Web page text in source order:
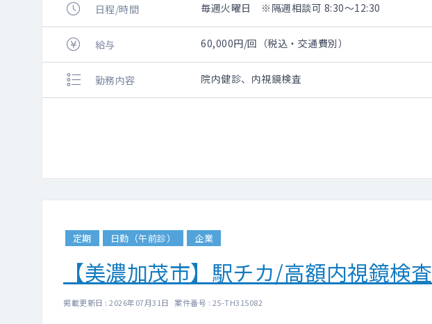
日程/時間 毎週火曜日 ※隔週相談可 8:30～12:30
給与 60,000円/回（税込・交通費別）
勤務内容 院内健診、内視鏡検査
定期 日勤（午前診） 企業
【美濃加茂市】駅チカ/高額内視鏡検査
掲載更新日 : 2026年07月31日 案件番号 : 25-TH315082